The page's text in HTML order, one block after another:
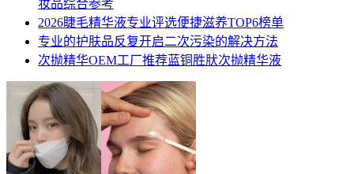
妆品综合参考
2026睫毛精华液专业评选便捷滋养TOP6榜单
专业的护肤品反复开启二次污染的解决方法
次抛精华OEM工厂推荐蓝铜胜肰次抛精华液